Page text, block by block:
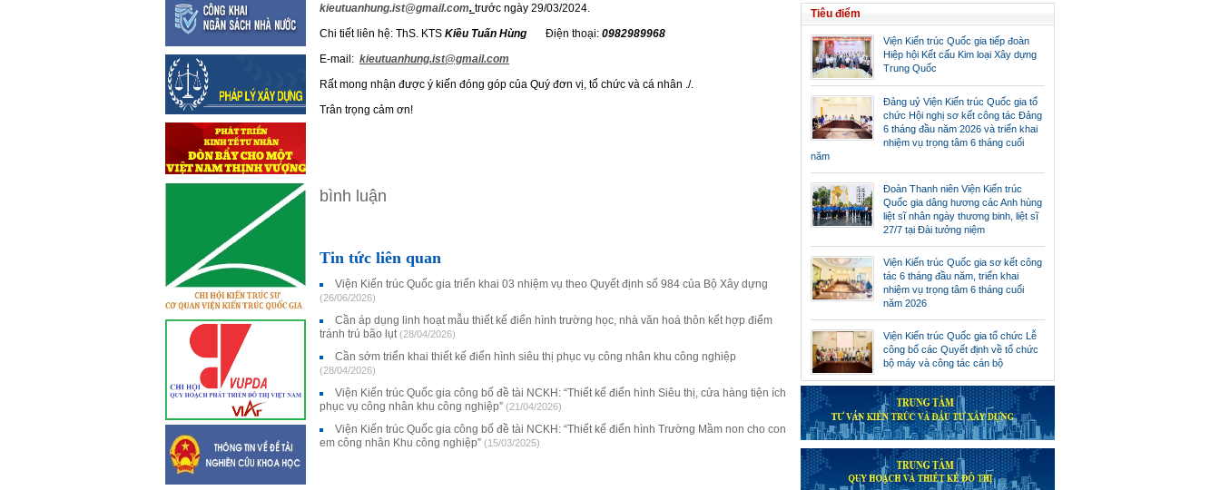
kieutuanhung.ist@gmail.com. trước ngày 29/03/2024.
Chi tiết liên hệ: ThS. KTS Kiều Tuấn Hùng Điện thoại: 0982989968
E-mail: kieutuanhung.ist@gmail.com
Rất mong nhận được ý kiến đóng góp của Quý đơn vị, tổ chức và cá nhân ./.
Trân trọng cảm ơn!
bình luận
Tin tức liên quan
Viện Kiến trúc Quốc gia triển khai 03 nhiệm vụ theo Quyết định số 984 của Bộ Xây dựng
(26/06/2026)
Cần áp dụng linh hoạt mẫu thiết kế điển hình trường học, nhà văn hoá thôn kết hợp điểm
tránh trú bão lụt (28/04/2026)
Cần sớm triển khai thiết kế điển hình siêu thị phục vụ công nhân khu công nghiệp
(28/04/2026)
Viện Kiến trúc Quốc gia công bố đề tài NCKH: “Thiết kế điển hình Siêu thị, cửa hàng tiện ích
phục vụ công nhân khu công nghiệp” (21/04/2026)
Viện Kiến trúc Quốc gia công bố đề tài NCKH: “Thiết kế điển hình Trường Mầm non cho con
em công nhân Khu công nghiệp” (15/03/2025)
Tiêu điểm
Viện Kiến trúc Quốc gia tiếp đoàn
Hiệp hội Kết cấu Kim loại Xây dựng
Trung Quốc
Đảng uỷ Viện Kiến trúc Quốc gia tổ
chức Hội nghị sơ kết công tác Đảng
6 tháng đầu năm 2026 và triển khai
nhiệm vụ trọng tâm 6 tháng cuối
năm
Đoàn Thanh niên Viện Kiến trúc
Quốc gia dâng hương các Anh hùng
liệt sĩ nhân ngày thương binh, liệt sĩ
27/7 tại Đài tưởng niệm
Viện Kiến trúc Quốc gia sơ kết công
tác 6 tháng đầu năm, triển khai
nhiệm vụ trọng tâm 6 tháng cuối
năm 2026
Viện Kiến trúc Quốc gia tổ chức Lễ
công bố các Quyết định về tổ chức
bộ máy và công tác cán bộ